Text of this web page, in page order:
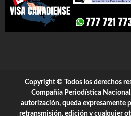
Copyright © Todos los derechos
Compañía Periodística
autorización, queda expresamente
retransmisión, edición y cualquier